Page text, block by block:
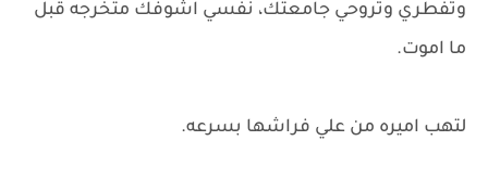
وتفطري وتروحي جامعتك، نفسي اشوفك متخرجه قبل
ما اموت.
لتهب اميره من علي فراشها بسرعه.